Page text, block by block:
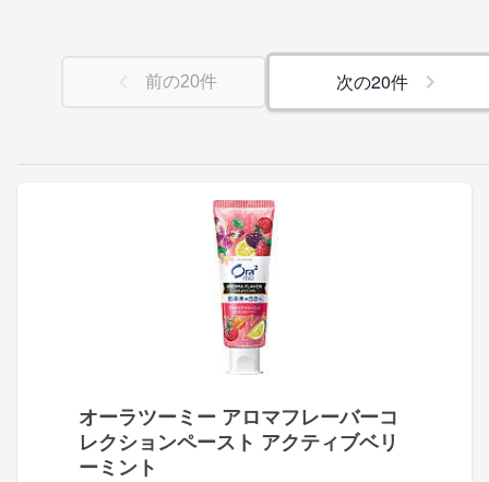
オーラツーミー アロマフレーバーコ
レクションペースト アクティブベリ
ーミント
前の20件 次の20件